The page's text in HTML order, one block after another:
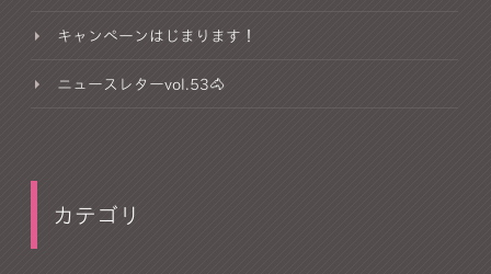
キャンペーンはじまります！
ニュースレターvol.53🐴
カテゴリ